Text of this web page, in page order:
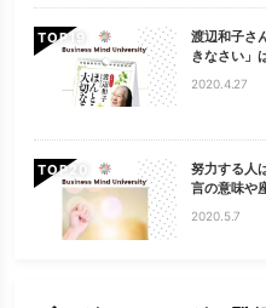
TOP
渡辺和子さ
きなさい」
2020.4.27
TOP
努力する人
言の意味や
2020.5.7